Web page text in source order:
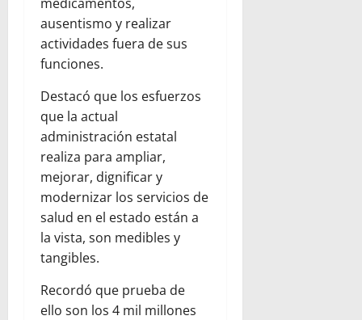
ausentismo y realizar
actividades fuera de sus
funciones.
Destacó que los esfuerzos
que la actual
administración estatal
realiza para ampliar,
mejorar, dignificar y
modernizar los servicios de
salud en el estado están a
la vista, son medibles y
tangibles.
Recordó que prueba de
ello son los 4 mil millones